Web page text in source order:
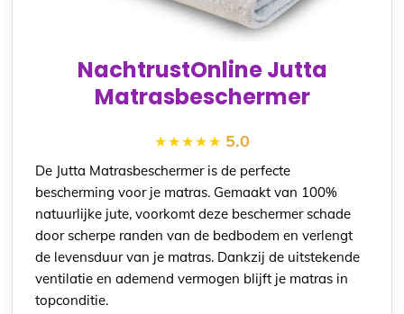
NachtrustOnline Jutta
Matrasbeschermer
5.0
De Jutta Matrasbeschermer is de perfecte
bescherming voor je matras. Gemaakt van 100%
natuurlijke jute, voorkomt deze beschermer schade
door scherpe randen van de bedbodem en verlengt
de levensduur van je matras. Dankzij de uitstekende
ventilatie en ademend vermogen blijft je matras in
topconditie.